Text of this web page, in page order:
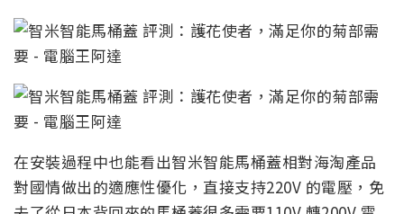
在安裝過程中也能看出智米智能馬桶蓋相對海淘產品
對國情做出的適應性優化，直接支持220V 的電壓，免